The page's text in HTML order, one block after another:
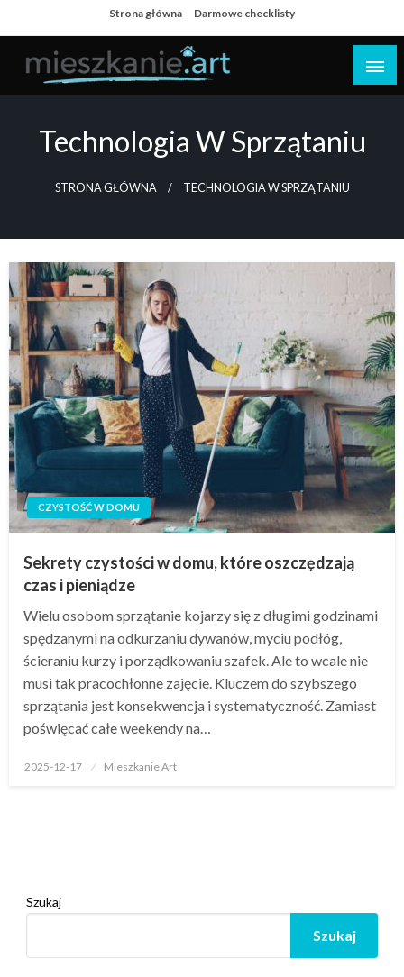
to
content
Strona główna Darmowe checklisty
Technologia W Sprzątaniu
STRONA GŁÓWNA TECHNOLOGIA W SPRZĄTANIU
CZYSTOŚĆ W DOMU
Sekrety czystości w domu, które oszczędzają
czas i pieniądze
Wielu osobom sprzątanie kojarzy się z długimi godzinami
spędzanymi na odkurzaniu dywanów, myciu podłóg,
ścieraniu kurzy i porządkowaniu szafek. Ale to wcale nie
musi tak pracochłonne zajęcie. Kluczem do szybszego
sprzątania jest konsekwencja i systematyczność. Zamiast
poświęcać całe weekendy na…
Opublikowane
2025-12-17 Mieszkanie Art
Szukaj
Szukaj